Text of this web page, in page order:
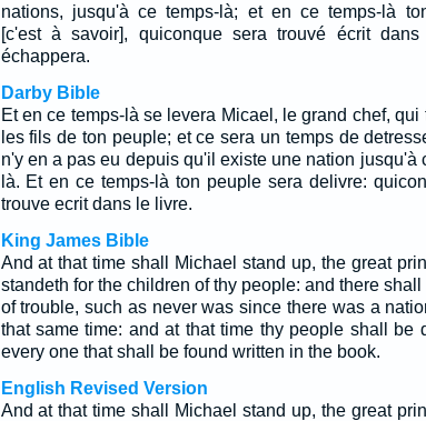
nations, jusqu'à ce temps-là; et en ce temps-là
[c'est à savoir], quiconque sera trouvé écrit
échappera.
Darby Bible
Et en ce temps-là se levera Micael, le grand chef, qui
les fils de ton peuple; et ce sera un temps de
n'y en a pas eu depuis qu'il existe une nation jusqu'à
là. Et en ce temps-là ton peuple sera delivre:
trouve ecrit dans le livre.
King James Bible
And at that time shall Michael stand up, the great
standeth for the children of thy people: and there shall
of trouble, such as never was since there was a
that same time: and at that time thy people shall be
every one that shall be found written in the book.
English Revised Version
And at that time shall Michael stand up, the great